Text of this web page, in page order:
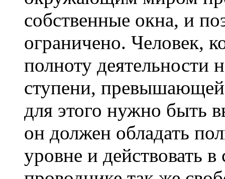
собственные окна, и
ограничено. Человек,
полноту деятельности
ступени, превышающей
для этого нужно быть
он должен обладать
уровне и действовать